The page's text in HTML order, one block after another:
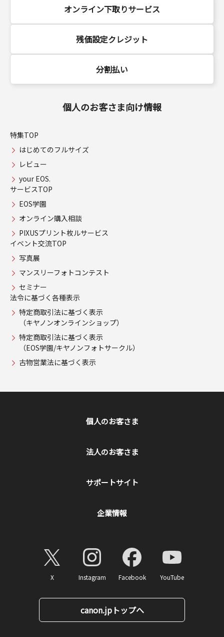
オンライン下取りサービス
残価設定クレジット
分割払い
個人のお客さま向け情報
特集TOP
はじめてのフルサイズ
レビュー
your EOS.
サービスTOP
EOS学園
オンライン購入相談
PIXUSプリント枚ルサービス
イベント交流TOP
写真展
マンスリーフォトコンテスト
セミナー
法令に基づく各種表示
特定商取引法に基づく表示
（キヤノンオンラインショップ）
特定商取引法に基づく表示
（EOS学園/キヤノンフォトサークル）
古物営業法に基づく表示
個人のお客さま
法人のお客さま
サポートサイト
企業情報
X Instagram Facebook YouTube
canon.jpトップへ